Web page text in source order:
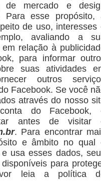
de mercado e
Para esse propósito,
de uso, interesses
avaliando a
relação à
para informar
suas atividades
outros
Facebook. Se você
através do nosso
do Facebook,
antes de visitar
. Para encontrar
e âmbito no qual
usa esses dados,
para
leia a política